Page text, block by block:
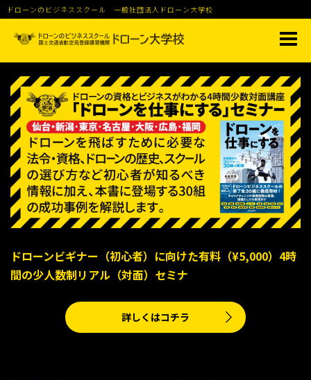
ドローンのビジネススクール 一般社団法人ドローン大学校
ドローンビギナー（初心者）に向けた有料（¥5,000）4時
間の少人数制リアル（対面）セミナ
詳しくはコチラ